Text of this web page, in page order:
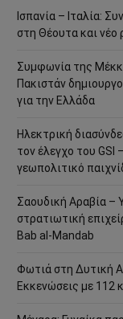
Ισπανία – Ιταλία:
στη Θέουτα και
Συμφωνία της
Πακιστάν
για την Ελλάδα
Ηλεκτρική
τον έλεγχο του GSI
γεωπολιτικό
Σαουδική Αραβία –
στρατιωτική
Bab al-Mandab
Φωτιά στη Δυτική
Εκκενώσεις με 112